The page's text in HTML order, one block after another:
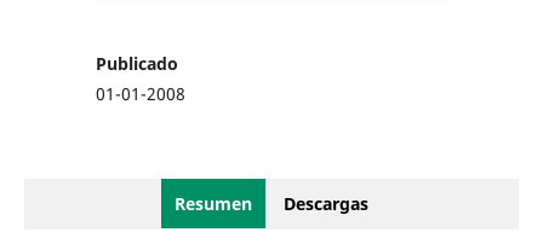
Publicado
01-01-2008
Resumen Descargas